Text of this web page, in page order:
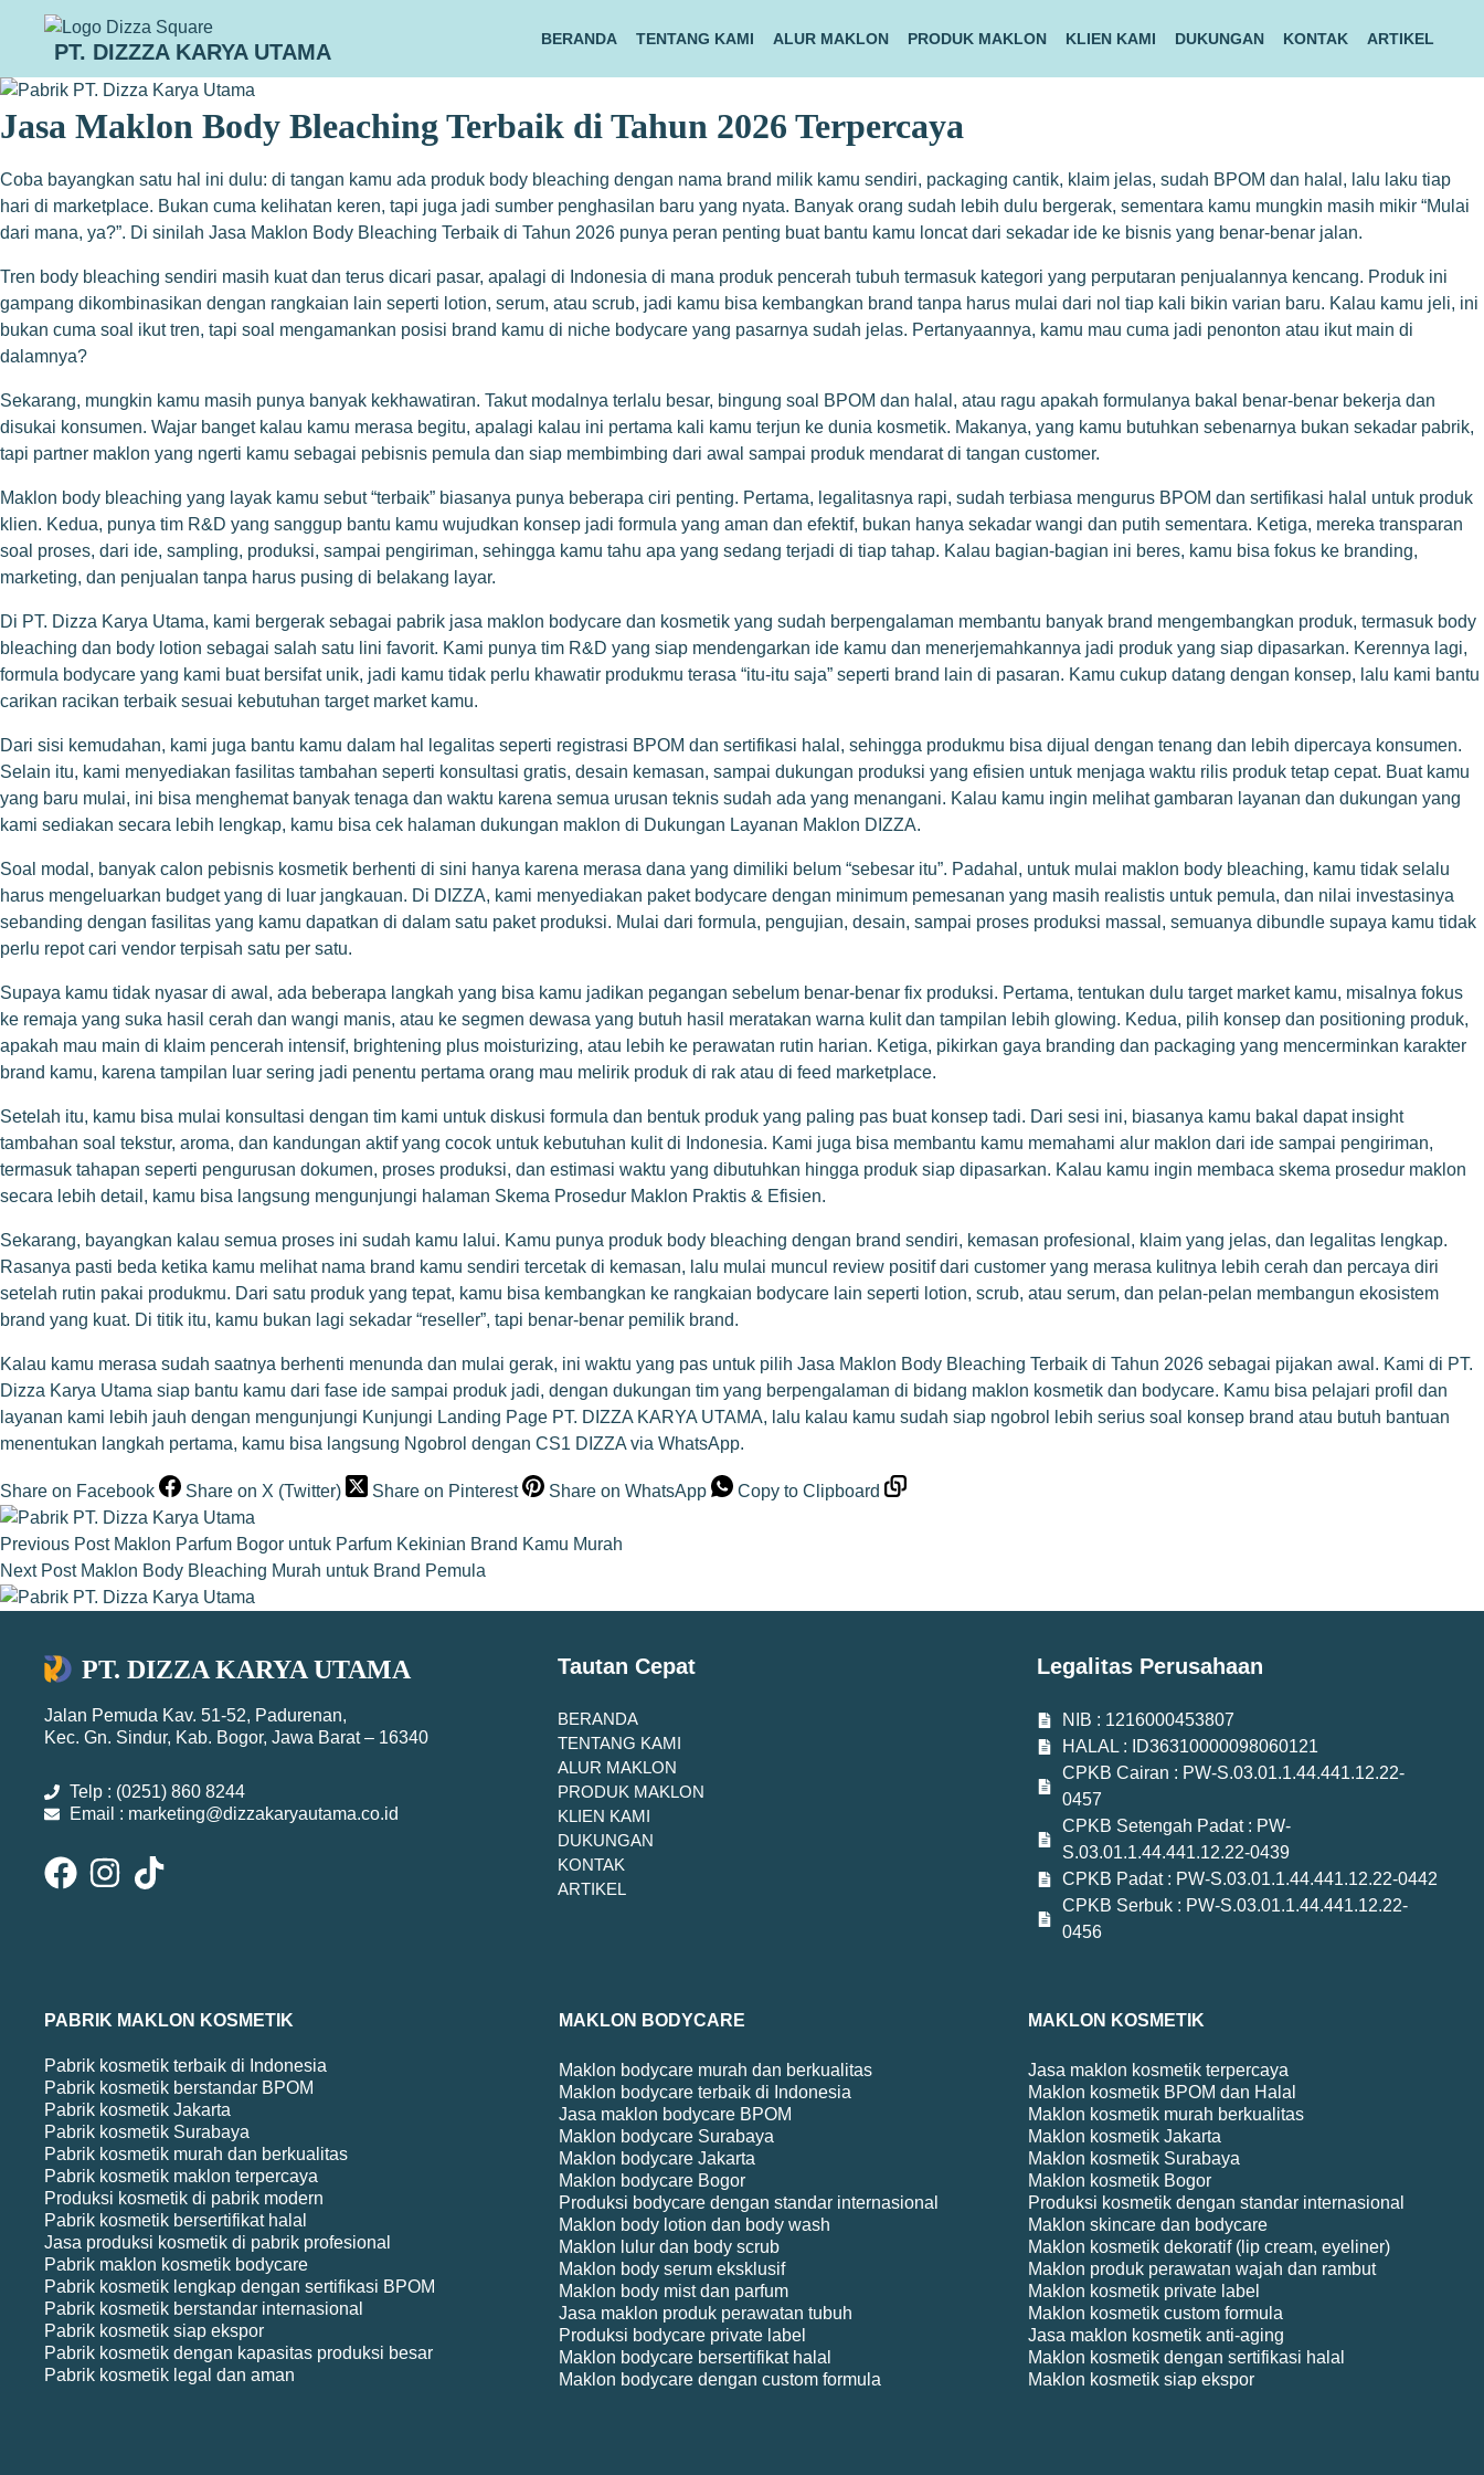
PT. DIZZZA KARYA UTAMA
BERANDA TENTANG KAMI ALUR MAKLON PRODUK MAKLON KLIEN KAMI DUKUNGAN KONTAK ARTIKEL
Jasa Maklon Body Bleaching Terbaik di Tahun 2026 Terpercaya
Coba bayangkan satu hal ini dulu: di tangan kamu ada produk body bleaching dengan nama brand milik kamu sendiri, packaging cantik, klaim jelas, sudah BPOM dan halal, lalu laku tiap
hari di marketplace. Bukan cuma kelihatan keren, tapi juga jadi sumber penghasilan baru yang nyata. Banyak orang sudah lebih dulu bergerak, sementara kamu mungkin masih mikir “Mulai
dari mana, ya?”. Di sinilah Jasa Maklon Body Bleaching Terbaik di Tahun 2026 punya peran penting buat bantu kamu loncat dari sekadar ide ke bisnis yang benar-benar jalan.
Tren body bleaching sendiri masih kuat dan terus dicari pasar, apalagi di Indonesia di mana produk pencerah tubuh termasuk kategori yang perputaran penjualannya kencang. Produk ini
gampang dikombinasikan dengan rangkaian lain seperti lotion, serum, atau scrub, jadi kamu bisa kembangkan brand tanpa harus mulai dari nol tiap kali bikin varian baru. Kalau kamu jeli, ini
bukan cuma soal ikut tren, tapi soal mengamankan posisi brand kamu di niche bodycare yang pasarnya sudah jelas. Pertanyaannya, kamu mau cuma jadi penonton atau ikut main di
dalamnya?
Sekarang, mungkin kamu masih punya banyak kekhawatiran. Takut modalnya terlalu besar, bingung soal BPOM dan halal, atau ragu apakah formulanya bakal benar-benar bekerja dan
disukai konsumen. Wajar banget kalau kamu merasa begitu, apalagi kalau ini pertama kali kamu terjun ke dunia kosmetik. Makanya, yang kamu butuhkan sebenarnya bukan sekadar pabrik,
tapi partner maklon yang ngerti kamu sebagai pebisnis pemula dan siap membimbing dari awal sampai produk mendarat di tangan customer.
Maklon body bleaching yang layak kamu sebut “terbaik” biasanya punya beberapa ciri penting. Pertama, legalitasnya rapi, sudah terbiasa mengurus BPOM dan sertifikasi halal untuk produk
klien. Kedua, punya tim R&D yang sanggup bantu kamu wujudkan konsep jadi formula yang aman dan efektif, bukan hanya sekadar wangi dan putih sementara. Ketiga, mereka transparan
soal proses, dari ide, sampling, produksi, sampai pengiriman, sehingga kamu tahu apa yang sedang terjadi di tiap tahap. Kalau bagian-bagian ini beres, kamu bisa fokus ke branding,
marketing, dan penjualan tanpa harus pusing di belakang layar.
Di PT. Dizza Karya Utama, kami bergerak sebagai pabrik jasa maklon bodycare dan kosmetik yang sudah berpengalaman membantu banyak brand mengembangkan produk, termasuk body
bleaching dan body lotion sebagai salah satu lini favorit. Kami punya tim R&D yang siap mendengarkan ide kamu dan menerjemahkannya jadi produk yang siap dipasarkan. Kerennya lagi,
formula bodycare yang kami buat bersifat unik, jadi kamu tidak perlu khawatir produkmu terasa “itu-itu saja” seperti brand lain di pasaran. Kamu cukup datang dengan konsep, lalu kami bantu
carikan racikan terbaik sesuai kebutuhan target market kamu.
Dari sisi kemudahan, kami juga bantu kamu dalam hal legalitas seperti registrasi BPOM dan sertifikasi halal, sehingga produkmu bisa dijual dengan tenang dan lebih dipercaya konsumen.
Selain itu, kami menyediakan fasilitas tambahan seperti konsultasi gratis, desain kemasan, sampai dukungan produksi yang efisien untuk menjaga waktu rilis produk tetap cepat. Buat kamu
yang baru mulai, ini bisa menghemat banyak tenaga dan waktu karena semua urusan teknis sudah ada yang menangani. Kalau kamu ingin melihat gambaran layanan dan dukungan yang
kami sediakan secara lebih lengkap, kamu bisa cek halaman dukungan maklon di Dukungan Layanan Maklon DIZZA.
Soal modal, banyak calon pebisnis kosmetik berhenti di sini hanya karena merasa dana yang dimiliki belum “sebesar itu”. Padahal, untuk mulai maklon body bleaching, kamu tidak selalu
harus mengeluarkan budget yang di luar jangkauan. Di DIZZA, kami menyediakan paket bodycare dengan minimum pemesanan yang masih realistis untuk pemula, dan nilai investasinya
sebanding dengan fasilitas yang kamu dapatkan di dalam satu paket produksi. Mulai dari formula, pengujian, desain, sampai proses produksi massal, semuanya dibundle supaya kamu tidak
perlu repot cari vendor terpisah satu per satu.
Supaya kamu tidak nyasar di awal, ada beberapa langkah yang bisa kamu jadikan pegangan sebelum benar-benar fix produksi. Pertama, tentukan dulu target market kamu, misalnya fokus
ke remaja yang suka hasil cerah dan wangi manis, atau ke segmen dewasa yang butuh hasil meratakan warna kulit dan tampilan lebih glowing. Kedua, pilih konsep dan positioning produk,
apakah mau main di klaim pencerah intensif, brightening plus moisturizing, atau lebih ke perawatan rutin harian. Ketiga, pikirkan gaya branding dan packaging yang mencerminkan karakter
brand kamu, karena tampilan luar sering jadi penentu pertama orang mau melirik produk di rak atau di feed marketplace.
Setelah itu, kamu bisa mulai konsultasi dengan tim kami untuk diskusi formula dan bentuk produk yang paling pas buat konsep tadi. Dari sesi ini, biasanya kamu bakal dapat insight
tambahan soal tekstur, aroma, dan kandungan aktif yang cocok untuk kebutuhan kulit di Indonesia. Kami juga bisa membantu kamu memahami alur maklon dari ide sampai pengiriman,
termasuk tahapan seperti pengurusan dokumen, proses produksi, dan estimasi waktu yang dibutuhkan hingga produk siap dipasarkan. Kalau kamu ingin membaca skema prosedur maklon
secara lebih detail, kamu bisa langsung mengunjungi halaman Skema Prosedur Maklon Praktis & Efisien.
Sekarang, bayangkan kalau semua proses ini sudah kamu lalui. Kamu punya produk body bleaching dengan brand sendiri, kemasan profesional, klaim yang jelas, dan legalitas lengkap.
Rasanya pasti beda ketika kamu melihat nama brand kamu sendiri tercetak di kemasan, lalu mulai muncul review positif dari customer yang merasa kulitnya lebih cerah dan percaya diri
setelah rutin pakai produkmu. Dari satu produk yang tepat, kamu bisa kembangkan ke rangkaian bodycare lain seperti lotion, scrub, atau serum, dan pelan-pelan membangun ekosistem
brand yang kuat. Di titik itu, kamu bukan lagi sekadar “reseller”, tapi benar-benar pemilik brand.
Kalau kamu merasa sudah saatnya berhenti menunda dan mulai gerak, ini waktu yang pas untuk pilih Jasa Maklon Body Bleaching Terbaik di Tahun 2026 sebagai pijakan awal. Kami di PT.
Dizza Karya Utama siap bantu kamu dari fase ide sampai produk jadi, dengan dukungan tim yang berpengalaman di bidang maklon kosmetik dan bodycare. Kamu bisa pelajari profil dan
layanan kami lebih jauh dengan mengunjungi Kunjungi Landing Page PT. DIZZA KARYA UTAMA, lalu kalau kamu sudah siap ngobrol lebih serius soal konsep brand atau butuh bantuan
menentukan langkah pertama, kamu bisa langsung Ngobrol dengan CS1 DIZZA via WhatsApp.
Share on Facebook Share on X (Twitter) Share on Pinterest Share on WhatsApp Copy to Clipboard
Previous Post Maklon Parfum Bogor untuk Parfum Kekinian Brand Kamu Murah
Next Post Maklon Body Bleaching Murah untuk Brand Pemula
PT. DIZZA KARYA UTAMA
Jalan Pemuda Kav. 51-52, Padurenan,
Kec. Gn. Sindur, Kab. Bogor, Jawa Barat – 16340
Telp : (0251) 860 8244
Email : marketing@dizzakaryautama.co.id
Tautan Cepat
BERANDA
TENTANG KAMI
ALUR MAKLON
PRODUK MAKLON
KLIEN KAMI
DUKUNGAN
KONTAK
ARTIKEL
Legalitas Perusahaan
NIB : 1216000453807
HALAL : ID36310000098060121
CPKB Cairan : PW-S.03.01.1.44.441.12.22-
0457
CPKB Setengah Padat : PW-
S.03.01.1.44.441.12.22-0439
CPKB Padat : PW-S.03.01.1.44.441.12.22-0442
CPKB Serbuk : PW-S.03.01.1.44.441.12.22-
0456
PABRIK MAKLON KOSMETIK
Pabrik kosmetik terbaik di Indonesia
Pabrik kosmetik berstandar BPOM
Pabrik kosmetik Jakarta
Pabrik kosmetik Surabaya
Pabrik kosmetik murah dan berkualitas
Pabrik kosmetik maklon terpercaya
Produksi kosmetik di pabrik modern
Pabrik kosmetik bersertifikat halal
Jasa produksi kosmetik di pabrik profesional
Pabrik maklon kosmetik bodycare
Pabrik kosmetik lengkap dengan sertifikasi BPOM
Pabrik kosmetik berstandar internasional
Pabrik kosmetik siap ekspor
Pabrik kosmetik dengan kapasitas produksi besar
Pabrik kosmetik legal dan aman
MAKLON BODYCARE
Maklon bodycare murah dan berkualitas
Maklon bodycare terbaik di Indonesia
Jasa maklon bodycare BPOM
Maklon bodycare Surabaya
Maklon bodycare Jakarta
Maklon bodycare Bogor
Produksi bodycare dengan standar internasional
Maklon body lotion dan body wash
Maklon lulur dan body scrub
Maklon body serum eksklusif
Maklon body mist dan parfum
Jasa maklon produk perawatan tubuh
Produksi bodycare private label
Maklon bodycare bersertifikat halal
Maklon bodycare dengan custom formula
MAKLON KOSMETIK
Jasa maklon kosmetik terpercaya
Maklon kosmetik BPOM dan Halal
Maklon kosmetik murah berkualitas
Maklon kosmetik Jakarta
Maklon kosmetik Surabaya
Maklon kosmetik Bogor
Produksi kosmetik dengan standar internasional
Maklon skincare dan bodycare
Maklon kosmetik dekoratif (lip cream, eyeliner)
Maklon produk perawatan wajah dan rambut
Maklon kosmetik private label
Maklon kosmetik custom formula
Jasa maklon kosmetik anti-aging
Maklon kosmetik dengan sertifikasi halal
Maklon kosmetik siap ekspor